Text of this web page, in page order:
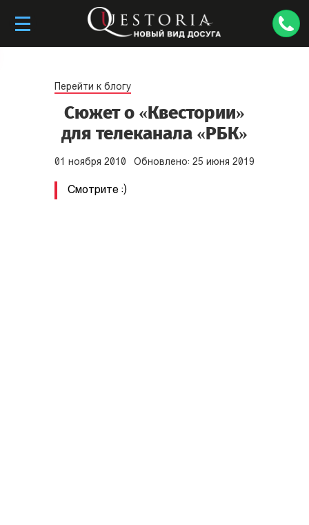
Перейти к блогу
Сюжет о «Квестории»
для телеканала «РБК»
01 ноября 2010 Обновлено: 25 июня 2019
Смотрите :)